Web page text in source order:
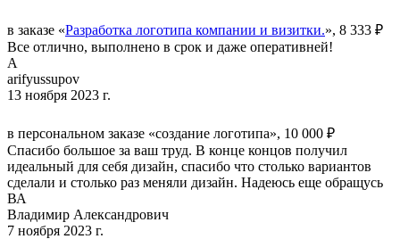
в заказе «Разработка логотипа компании и визитки.», 8 333 ₽
Все отлично, выполнено в срок и даже оперативней!
A
arifyussupov
13 ноября 2023 г.
в персональном заказе «создание логотипа», 10 000 ₽
Спасибо большое за ваш труд. В конце концов получил
идеальный для себя дизайн, спасибо что столько вариантов
сделали и столько раз меняли дизайн. Надеюсь еще обращусь
ВА
Владимир Александрович
7 ноября 2023 г.